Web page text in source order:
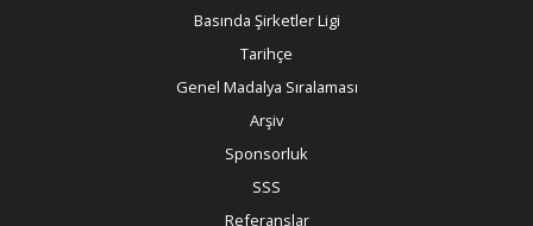
Basında Şirketler Ligi
Tarihçe
Genel Madalya Sıralaması
Arşiv
Sponsorluk
SSS
Referanslar